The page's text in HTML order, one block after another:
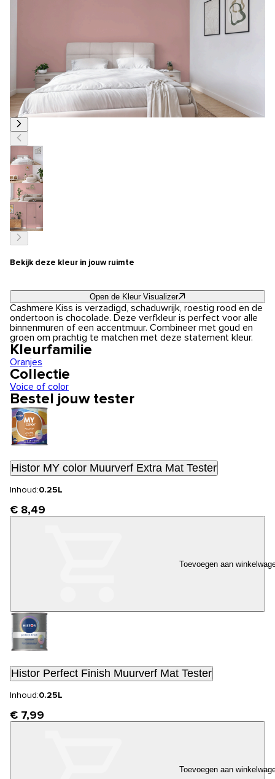
Bekijk deze kleur in jouw ruimte
Open de Kleur Visualizer
Cashmere Kiss is verzadigd, schaduwrijk, roestig rood en de
ondertoon is chocolade. Deze verfkleur is perfect voor alle
binnenmuren of een accentmuur. Combineer met goud en
groen om prachtig te matchen met deze statement kleur.
Kleurfamilie
Oranjes
Collectie
Voice of color
Bestel jouw tester
Histor MY color Muurverf Extra Mat Tester
Inhoud:0.25L
€ 8,49
Toevoegen aan
Histor Perfect Finish Muurverf Mat Tester
Inhoud:0.25L
€ 7,99
Toevoegen aan